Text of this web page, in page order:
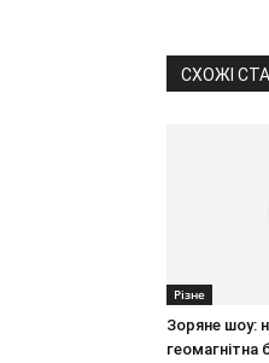
СХОЖІ
Різне
Зоряне шоу:
геомагнітна